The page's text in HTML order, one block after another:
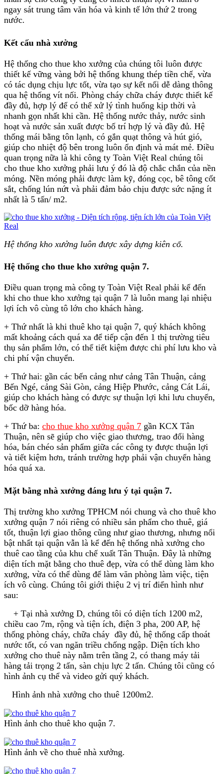
ngay sát trung tâm văn hóa và kinh tế lớn thứ 2 trong
nước.
Kết cấu nhà xưởng
Hệ thống cho thue kho xưởng của chúng tôi luôn được
thiết kế vững vàng bởi hệ thống khung thép tiền chế, vừa
có tác dụng chịu lực tốt, vừa tạo sự kết nối dễ dàng thông
qua hệ thống vít nối. Phòng cháy chữa cháy được thiết kế
đầy đủ, hợp lý để có thể xử lý tình huống kịp thời và
nhanh gọn nhất khi cần. Hệ thống nước thảy, nước sinh
hoạt và nước sản xuất được bố trí hợp lý và đầy đủ. Hệ
thống mái bằng tôn lạnh, có gắn quạt thông và hút gió,
giúp cho nhiệt độ bên trong luôn ổn định và mát mẻ. Điều
quan trọng nữa là khi công ty Toàn Việt Real chúng tôi
cho thue kho xưởng phải lưu ý đó là độ chắc chắn của nền
móng. Nền móng phải được làm kỹ, đóng cọc, bê tông cốt
sắt, chống lún nứt và phải đảm bảo chịu được sức nặng ít
nhất là 5 tấn/ m2.
Hệ thống kho xưởng luôn được xây dựng kiên cố.
Hệ thống cho thue kho xưởng quận 7.
Điều quan trọng mà công ty Toàn Việt Real phải kể đến
khi cho thue kho xưởng tại quận 7 là luôn mang lại nhiệu
lợi ích vô cùng tô lớn cho khách hàng.
+ Thứ nhất là khi thuê kho tại quận 7, quý khách không
mất khoảng cách quá xa để tiếp cận đến 1 thị trường tiêu
thụ sản phẩm lớn, có thể tiết kiệm được chi phí lưu kho và
chi phí vận chuyển.
+ Thứ hai: gần các bến cảng như cảng Tân Thuận, cảng
Bến Ngé, cảng Sài Gòn, cảng Hiệp Phước, cảng Cát Lái,
giúp cho khách hàng có được sự thuận lợi khi lưu chuyển,
bốc dỡ hàng hóa.
+ Thứ ba: cho thue kho xưởng quận 7 gần KCX Tân
Thuận, nên sẽ giúp cho việc giao thương, trao đổi hàng
hóa, bán chéo sản phẩm giữa các công ty được thuận lợi
và tiết kiệm hơn, tránh trường hợp phải vận chuyển hàng
hóa quá xa.
Mặt bằng nhà xưởng đáng lưu ý tại quận 7.
Thị trường kho xưởng TPHCM nói chung và cho thuê kho
xưởng quận 7 nói riêng có nhiều sản phẩm cho thuê, giá
tốt, thuận lợi giao thông cũng như giao thương, nhưng nổi
bật nhất tại quận vẫn là kể đến hệ thống nhà xưởng cho
thuê cao tầng của khu chế xuất Tân Thuận. Đây là những
diện tích mặt bằng cho thuê đẹp, vừa có thể dùng làm kho
xưởng, vừa có thể dùng để làm văn phòng làm việc, tiện
ích vô cùng. Chúng tôi giới thiệu 2 vị trí điển hình như
sau:
+ Tại nhà xưởng D, chúng tôi có diện tích 1200 m2,
chiều cao 7m, rộng và tiện ích, điện 3 pha, 200 AP, hệ
thống phòng cháy, chữa cháy đầy đủ, hệ thống cấp thoát
nước tốt, có van ngăn triều chống ngập. Diện tích kho
xưởng cho thuê này nằm trên tầng 2, có thang máy tải
hàng tải trọng 2 tấn, sàn chịu lực 2 tấn. Chúng tôi cũng có
hình ảnh cụ thể và video gửi quý khách.
Hình ảnh nhà xưởng cho thuê 1200m2.
Hình ảnh cho thuê kho quận 7.
Hình ảnh về cho thuê nhà xưởng.